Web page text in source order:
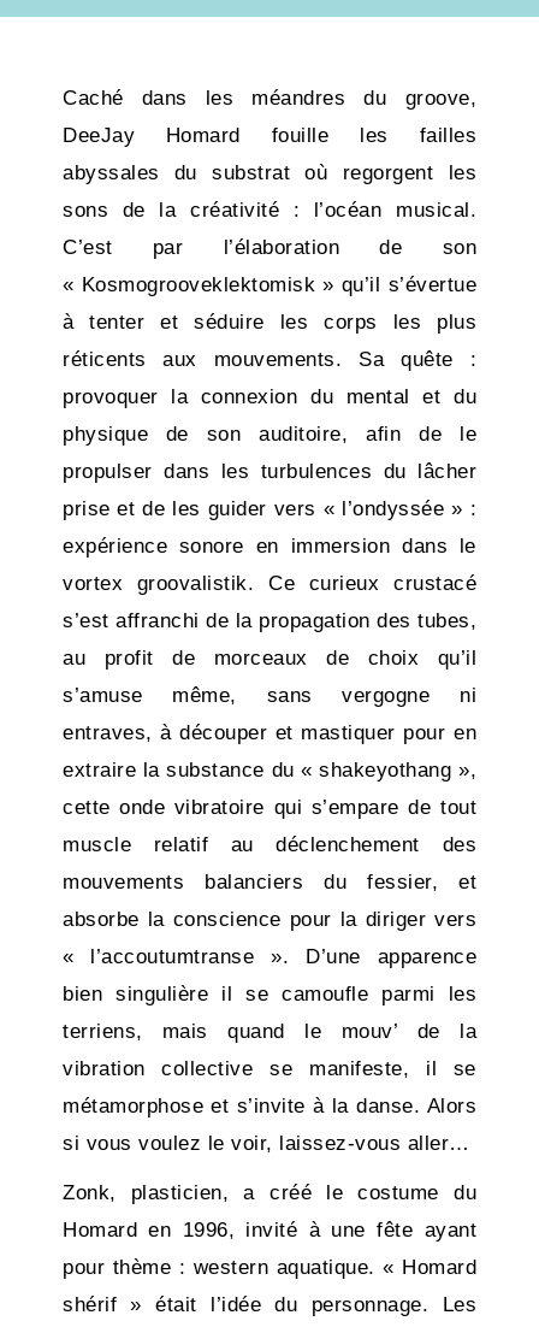
Caché dans les méandres du groove,
DeeJay Homard fouille les failles
abyssales du substrat où regorgent les
sons de la créativité : l’océan musical.
C’est par l’élaboration de son
« Kosmogrooveklektomisk » qu’il s’évertue
à tenter et séduire les corps les plus
réticents aux mouvements. Sa quête :
provoquer la connexion du mental et du
physique de son auditoire, afin de le
propulser dans les turbulences du lâcher
prise et de les guider vers « l’ondyssée » :
expérience sonore en immersion dans le
vortex groovalistik. Ce curieux crustacé
s’est affranchi de la propagation des tubes,
au profit de morceaux de choix qu’il
s’amuse même, sans vergogne ni
entraves, à découper et mastiquer pour en
extraire la substance du « shakeyothang »,
cette onde vibratoire qui s’empare de tout
muscle relatif au déclenchement des
mouvements balanciers du fessier, et
absorbe la conscience pour la diriger vers
« l’accoutumtranse ». D’une apparence
bien singulière il se camoufle parmi les
terriens, mais quand le mouv’ de la
vibration collective se manifeste, il se
métamorphose et s’invite à la danse. Alors
si vous voulez le voir, laissez-vous aller…
Zonk, plasticien, a créé le costume du
Homard en 1996, invité à une fête ayant
pour thème : western aquatique. « Homard
shérif » était l’idée du personnage. Les